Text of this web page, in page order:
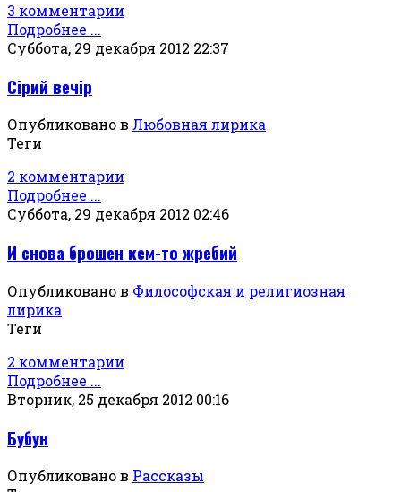
3 комментарии
Подробнее ...
Суббота, 29 декабря 2012 22:37
Сiрий вечiр
Опубликовано в Любовная лирика
Теги
2 комментарии
Подробнее ...
Суббота, 29 декабря 2012 02:46
И снова брошен кем-то жребий
Опубликовано в Философская и религиозная
лирика
Теги
2 комментарии
Подробнее ...
Вторник, 25 декабря 2012 00:16
Бубун
Опубликовано в Рассказы